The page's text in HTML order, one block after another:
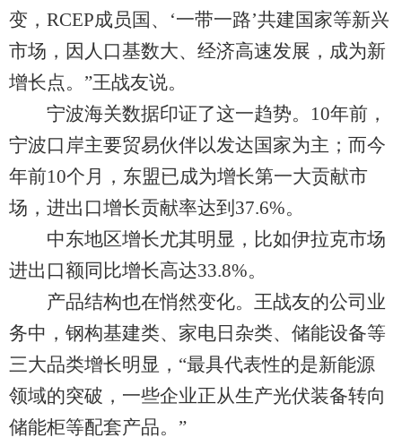
变，RCEP成员国、‘一带一路’共建国家等新兴
市场，因人口基数大、经济高速发展，成为新
增长点。”王战友说。
宁波海关数据印证了这一趋势。10年前，
宁波口岸主要贸易伙伴以发达国家为主；而今
年前10个月，东盟已成为增长第一大贡献市
场，进出口增长贡献率达到37.6%。
中东地区增长尤其明显，比如伊拉克市场
进出口额同比增长高达33.8%。
产品结构也在悄然变化。王战友的公司业
务中，钢构基建类、家电日杂类、储能设备等
三大品类增长明显，“最具代表性的是新能源
领域的突破，一些企业正从生产光伏装备转向
储能柜等配套产品。”